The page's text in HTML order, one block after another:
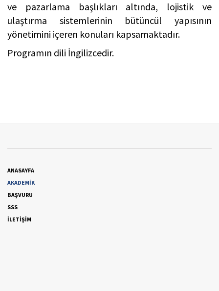
ve pazarlama başlıkları altında, lojistik ve
ulaştırma sistemlerinin bütüncül yapısının
yönetimini içeren konuları kapsamaktadır.
Programın dili İngilizcedir.
ANASAYFA
AKADEMİK
BAŞVURU
SSS
İLETİŞİM